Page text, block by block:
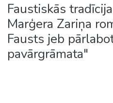
Faustiskās
Marģera Zariņa
Fausts jeb
pavārgrāmata"